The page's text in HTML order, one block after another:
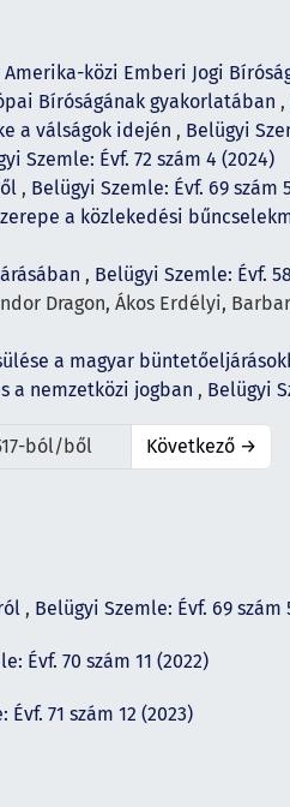
közi Emberi Jogi
Bíróságának gyakorlatában ,
a válságok idején , Belügyi
Szemle: Évf. 72 szám 4 (2024)
, Belügyi Szemle: Évf. 69 szám
a közlekedési
, Belügyi Szemle: Évf.
Dragon, Ákos Erdélyi,
a magyar
a nemzetközi jogban , Belügyi
ból/ből Következő →
, Belügyi Szemle: Évf. 69 szám
Évf. 70 szám 11 (2022)
71 szám 12 (2023)